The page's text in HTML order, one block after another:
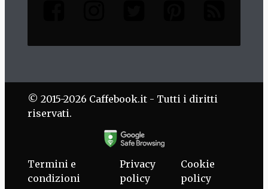
© 2015-2026 Caffebook.it - Tutti i diritti
riservati.
Termini e
condizioni
Privacy
policy
Cookie
policy